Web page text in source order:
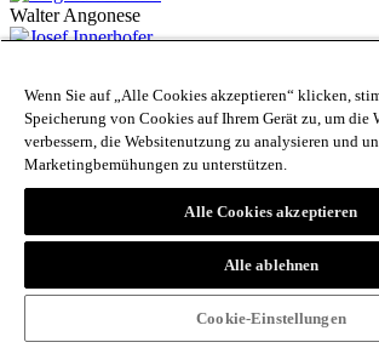
Walter Angonese
Toni Fiung
Alessandro Baccin
Waltraud Kofler Engl
Mauro Tumler
Wenn Sie auf „Alle Cookies akzeptieren“ klicken,
Speicherung von Cookies auf Ihrem Gerät zu, um die
verbessern, die Websitenutzung zu analysieren und
Marketingbemühungen zu unterstützen.
Alle Cookies akzeptieren
Alle ablehnen
Cookie-Einstellungen